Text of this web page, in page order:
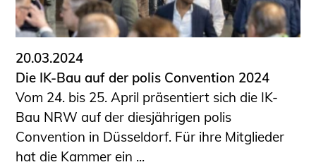
20.03.2024
Die IK-Bau auf der polis Convention 2024
Vom 24. bis 25. April präsentiert sich die IK-
Bau NRW auf der diesjährigen polis
Convention in Düsseldorf. Für ihre Mitglieder
hat die Kammer ein ...